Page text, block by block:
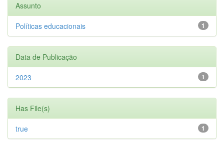
Assunto
1
Políticas educacionais
Data de Publicação
1
2023
Has File(s)
1
true